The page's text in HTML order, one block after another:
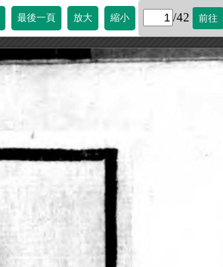
最後一頁 放大 縮小 /42 前往